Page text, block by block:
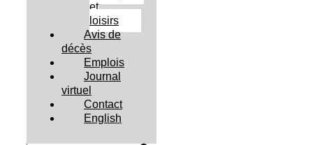
et
loisirs
Avis de
décès
Emplois
Journal
virtuel
Contact
English